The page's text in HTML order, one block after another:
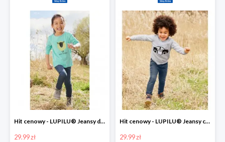
Hit cenowy - LUPILU® Jeansy dziewczęce slim fit
29.99 zł
Hit cenowy - LUPILU® Jeansy chłopięce slim fit
29.99 zł